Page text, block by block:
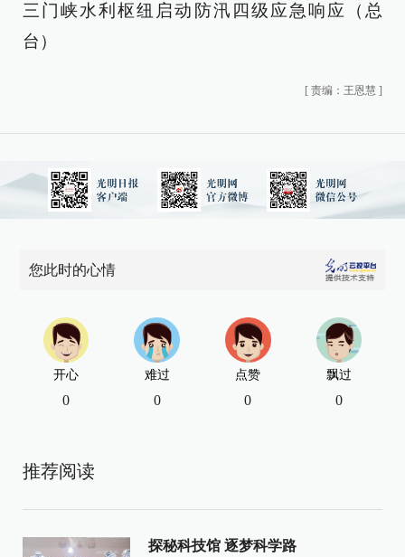
三门峡水利枢纽启动防汛四级应急响应（总
台）
[ 责编：王恩慧 ]
您此时的心情
开心
0
难过
0
点赞
0
飘过
0
推荐阅读
探秘科技馆 逐梦科学路